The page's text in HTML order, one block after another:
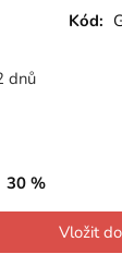
Kód:
dnů
30%